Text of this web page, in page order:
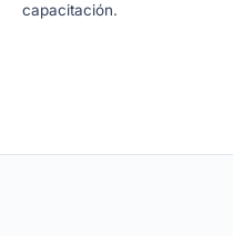
capacitación.